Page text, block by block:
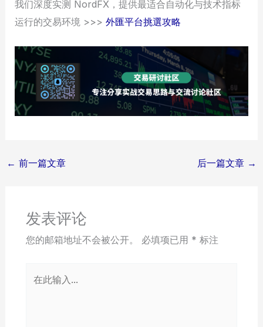
我们深度实测 NordFX，提供最适合自动化与技术指标
运行的交易环境 >>>外匯平台挑選攻略
← 前一篇文章 后一篇文章 →
发表评论
您的邮箱地址不会被公开。 必填项已用 * 标注